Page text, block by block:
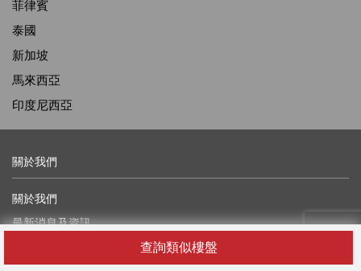
查詢類似樓盤
菲律賓
泰國
新加坡
馬來西亞
印度尼西亞
關於我們
關於我們
最新消息及資訊